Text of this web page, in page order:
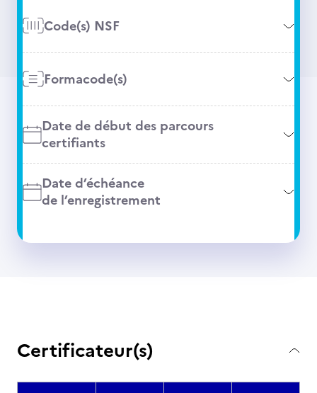
Code(s) NSF
Formacode(s)
Date de début des parcours
certifiants
Date d’échéance
de l’enregistrement
Certificateur(s)